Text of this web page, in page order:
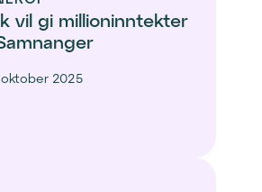
vil gi millioninntekter
2025